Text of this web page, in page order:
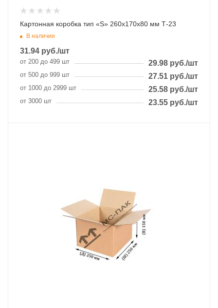
Картонная коробка тип «S» 260х170х80 мм Т-23
В наличии
31.94 руб./шт
от 200 до 499 шт 29.98 руб./шт
от 500 до 999 шт 27.51 руб./шт
от 1000 до 2999 шт 25.58 руб./шт
от 3000 шт 23.55 руб./шт